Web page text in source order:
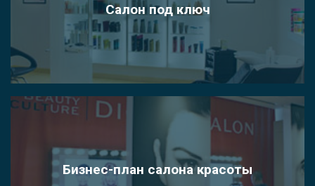
Салон под ключ
Бизнес-план салона красоты